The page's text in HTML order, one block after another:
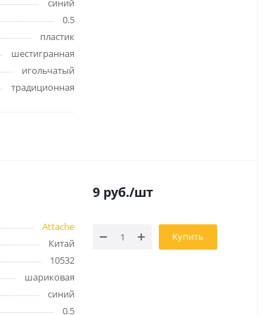
синий
0.5
пластик
шестигранная
игольчатый
традиционная
Attache
Китай
10532
шариковая
синий
0.5
9 руб./шт
Купить